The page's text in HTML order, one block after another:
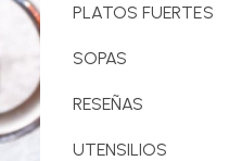
PLATOS FUERTES
SOPAS
RESEÑAS
UTENSILIOS